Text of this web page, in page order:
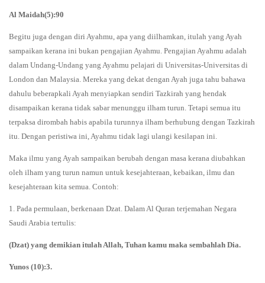
Al Maidah(5):90
Begitu juga dengan diri Ayahmu, apa yang diilhamkan, itulah yang Ayah
sampaikan kerana ini bukan pengajian Ayahmu. Pengajian Ayahmu adalah
dalam Undang-Undang yang Ayahmu pelajari di Universitas-Universitas di
London dan Malaysia. Mereka yang dekat dengan Ayah juga tahu bahawa
dahulu beberapkali Ayah menyiapkan sendiri Tazkirah yang hendak
disampaikan kerana tidak sabar menunggu ilham turun. Tetapi semua itu
terpaksa dirombah habis apabila turunnya ilham berhubung dengan Tazkirah
itu. Dengan peristiwa ini, Ayahmu tidak lagi ulangi kesilapan ini.
Maka ilmu yang Ayah sampaikan berubah dengan masa kerana diubahkan
oleh ilham yang turun namun untuk kesejahteraan, kebaikan, ilmu dan
kesejahteraan kita semua. Contoh:
1. Pada permulaan, berkenaan Dzat. Dalam Al Quran terjemahan Negara
Saudi Arabia tertulis:
(Dzat) yang demikian itulah Allah, Tuhan kamu maka sembahlah Dia.
Yunos (10):3.